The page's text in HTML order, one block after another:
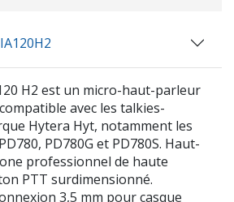
H2 est un micro-haut-parleur
avec les talkies-
Hytera Hyt, notamment les
PD780G et PD780S. Haut-
professionnel de haute
PTT surdimensionné.
3,5 mm pour casque